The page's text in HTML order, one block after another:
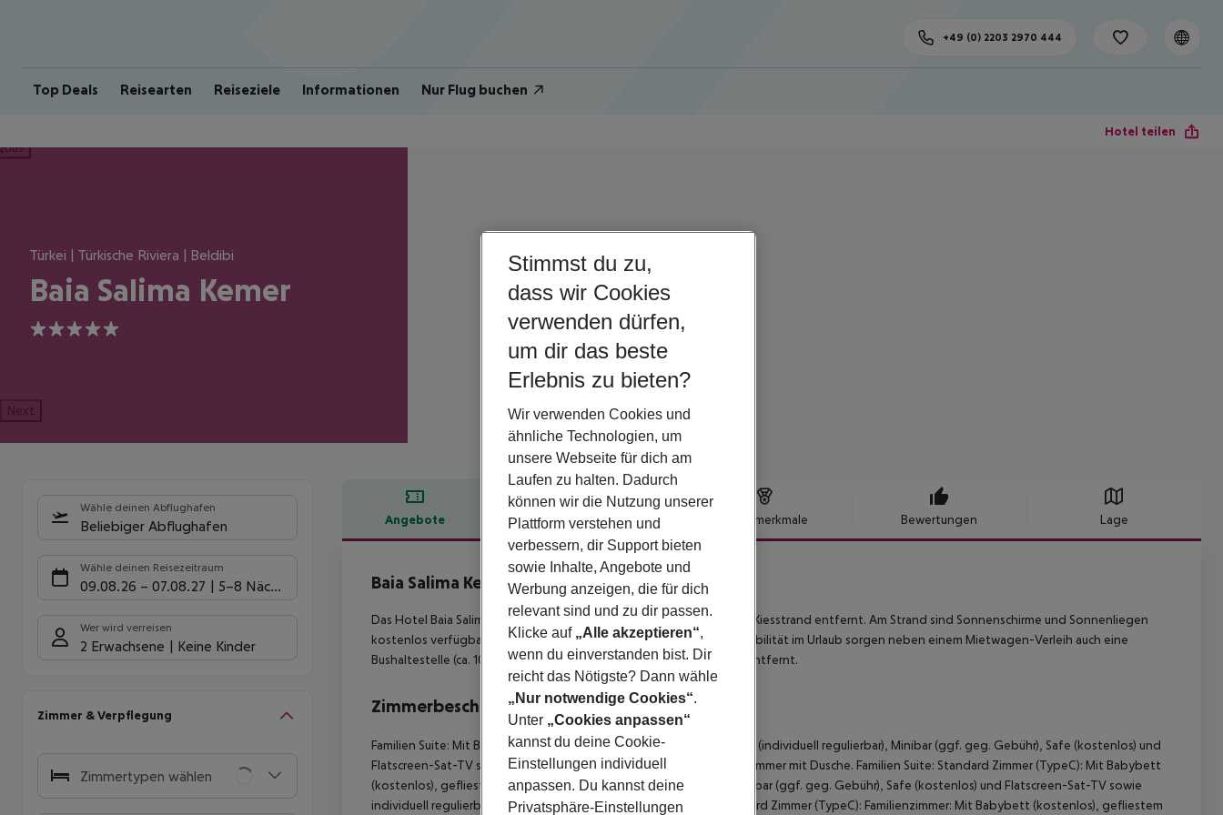
Top Deals Reisearten Reiseziele Informationen Nur Flug buchen
+49 (0) 2203 2970 444
Hotel teilen
Türkei | Türkische Riviera | Beldibi
Baia Salima Kemer
5
Next
Wähle deinen Abflughafen
Beliebiger Abflughafen
Wähle deinen Reisezeitraum
09.08.26 – 07.08.27 5-8 Nächte
Wer wird verreisen
2 Erwachsene Keine Kinder
Zimmer & Verpflegung
Zimmertypen wählen
Angebote Hotelbeschreibung Hotelmerkmale Bewertungen Lage
Hotelbeschreibung
Baia Salima Kemer
Das Hotel Baia Salima Kemer liegt ca. 50 m vom hoteleigenen Sand-/Kiesstrand entfernt. Am Strand sind Sonnenschirme und Sonnenliegen
kostenlos verfügbar. Die Stadt Antalya ist ca. 30 km entfernt. Für Mobilität im Urlaub sorgen neben einem Mietwagen-Verleih auch eine
Bushaltestelle (ca. 10 m entfernt). Der Flughafen (AYT) ist ca. 46 km entfernt.
Zimmerbeschreibung
Familien Suite: Mit Babybett (kostenlos), gefliestem Boden, Heizung (individuell regulierbar), Minibar (ggf. geg. Gebühr), Safe (kostenlos) und
Flatscreen-Sat-TV sowie individuell regulierbarer Klimaanlage. Badezimmer mit Dusche. Familien Suite: Standard Zimmer (TypeC): Mit Babybett
(kostenlos), gefliestem Boden, Heizung (individuell regulierbar), Minibar (ggf. geg. Gebühr), Safe (kostenlos) und Flatscreen-Sat-TV sowie
individuell regulierbarer Klimaanlage. Badezimmer mit Dusche.
Standard Zimmer (TypeC): Familienzimmer: Mit Babybett (kostenlos), gefliestem
Stimmst du zu,
dass wir Cookies
verwenden dürfen,
um dir das beste
Erlebnis zu bieten?
Wir verwenden Cookies und
ähnliche Technologien, um
unsere Webseite für dich am
Laufen zu halten. Dadurch
können wir die Nutzung unserer
Plattform verstehen und
verbessern, dir Support bieten
sowie Inhalte, Angebote und
Werbung anzeigen, die für dich
relevant sind und zu dir passen.
Klicke auf „Alle akzeptieren“,
wenn du einverstanden bist. Dir
reicht das Nötigste? Dann wähle
„Nur notwendige Cookies“.
Unter „Cookies anpassen“
kannst du deine Cookie-
Einstellungen individuell
anpassen. Du kannst deine
Privatsphäre-Einstellungen